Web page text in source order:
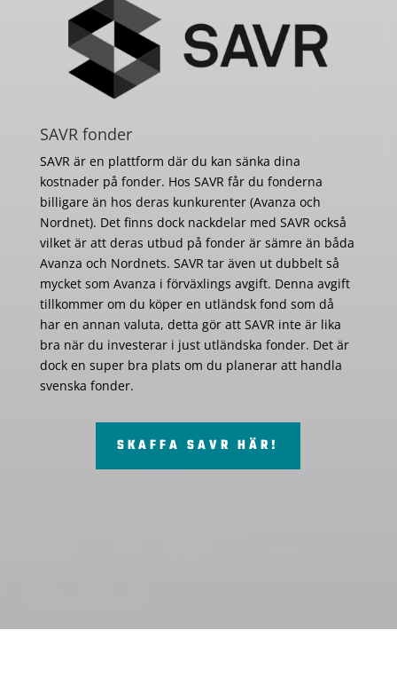
SAVR fonder
SAVR är en plattform där du kan sänka dina
kostnader på fonder. Hos SAVR får du fonderna
billigare än hos deras kunkurenter (Avanza och
Nordnet). Det finns dock nackdelar med SAVR också
vilket är att deras utbud på fonder är sämre än båda
Avanza och Nordnets. SAVR tar även ut dubbelt så
mycket som Avanza i förväxlings avgift. Denna avgift
tillkommer om du köper en utländsk fond som då
har en annan valuta, detta gör att SAVR inte är lika
bra när du investerar i just utländska fonder. Det är
dock en super bra plats om du planerar att handla
svenska fonder.
SKAFFA SAVR HÄR!